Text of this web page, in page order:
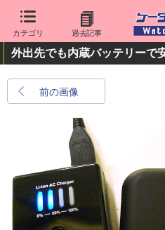
カテゴリ 過去記事
外出先でも内蔵バッテリーで
前の画像